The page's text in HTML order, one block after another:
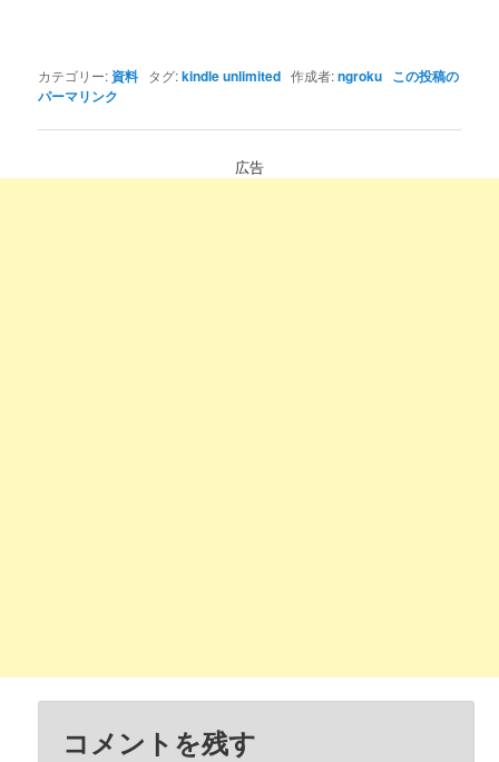
カテゴリー:資料 タグ:kindle unlimited 作成者:ngroku この投稿の
パーマリンク
広告
コメントを残す